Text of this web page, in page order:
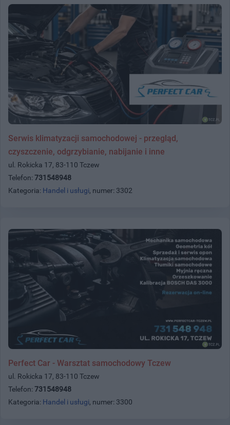
Serwis klimatyzacji samochodowej - przegląd,
czyszczenie, odgrzybianie, nabijanie i inne
ul. Rokicka 17, 83-110 Tczew
Telefon: 731548948
Kategoria: Handel i usługi, numer: 3302
Perfect Car - Warsztat samochodowy Tczew
ul. Rokicka 17, 83-110 Tczew
Telefon: 731548948
Kategoria: Handel i usługi, numer: 3300